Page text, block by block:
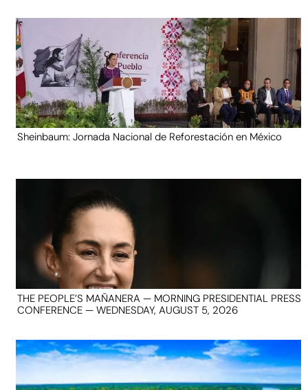
Sheinbaum: Jornada Nacional de Reforestación en México
THE PEOPLE’S MAÑANERA — MORNING PRESIDENTIAL PRESS
CONFERENCE — WEDNESDAY, AUGUST 5, 2026